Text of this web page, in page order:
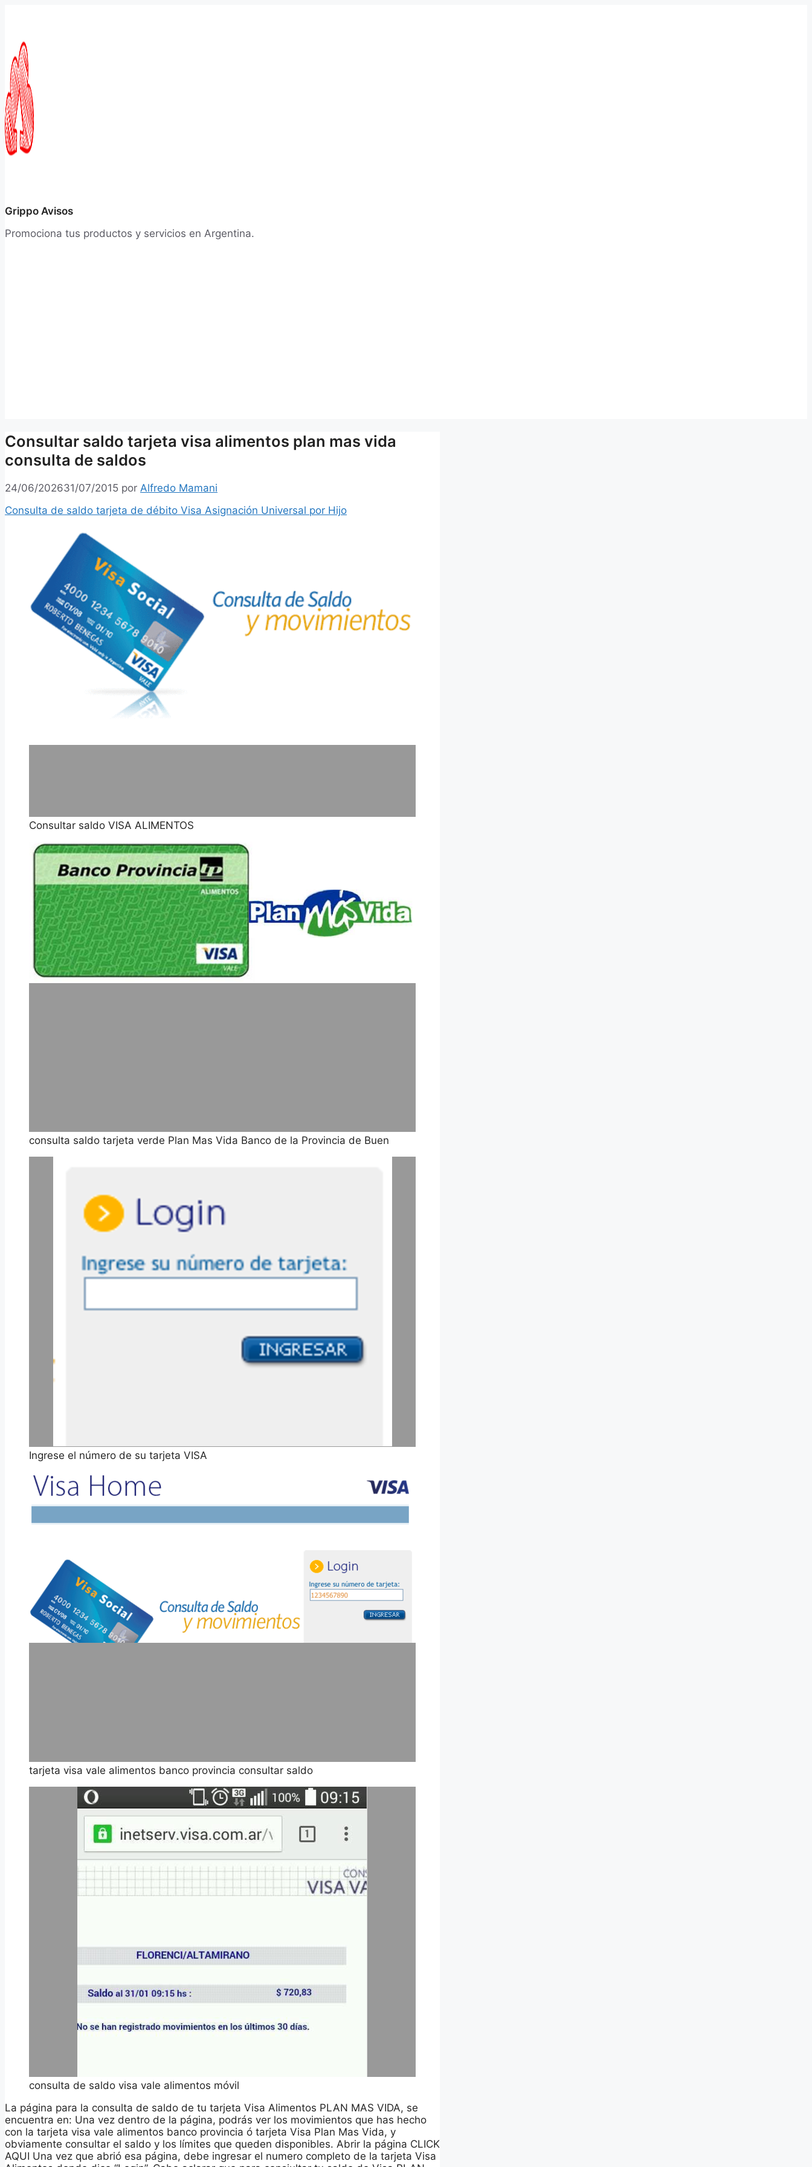
Grippo Avisos
Promociona tus productos y servicios en Argentina.
Consultar saldo tarjeta visa alimentos plan mas vida
consulta de saldos
24/06/202631/07/2015 por Alfredo Mamani
Consulta de saldo tarjeta de débito Visa Asignación Universal por Hijo
Consultar saldo VISA ALIMENTOS
consulta saldo tarjeta verde Plan Mas Vida Banco de la Provincia de Buen
Ingrese el número de su tarjeta VISA
tarjeta visa vale alimentos banco provincia consultar saldo
consulta de saldo visa vale alimentos móvil
La página para la consulta de saldo de tu tarjeta Visa Alimentos PLAN MAS VIDA, se
encuentra en: Una vez dentro de la página, podrás ver los movimientos que has hecho
con la tarjeta visa vale alimentos banco provincia ó tarjeta Visa Plan Mas Vida, y
obviamente consultar el saldo y los límites que queden disponibles. Abrir la página CLICK
AQUI Una vez que abrió esa página, debe ingresar el numero completo de la tarjeta Visa